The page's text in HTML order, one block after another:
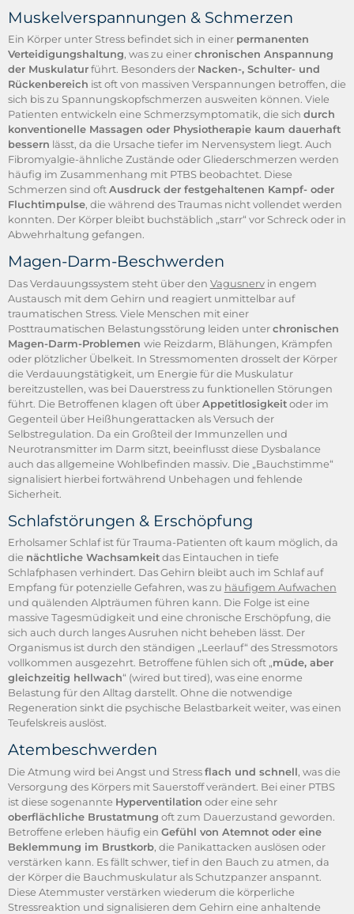
Muskelverspannungen & Schmerzen
Ein Körper unter Stress befindet sich in einer permanenten
Verteidigungshaltung, was zu einerchronischen Anspannung
der Muskulaturführt. Besonders der Nacken-, Schulter- und
Rückenbereich ist oft von massiven Verspannungen betroffen, die
sich bis zu Spannungskopfschmerzen ausweiten können. Viele
Patienten entwickeln eine Schmerzsymptomatik, die sich durch
konventionelle Massagen oder Physiotherapie kaum dauerhaft
bessern lässt, da die Ursache tiefer im Nervensystem liegt. Auch
Fibromyalgie-ähnliche Zustände oder Gliederschmerzen werden
häufig im Zusammenhang mit PTBS beobachtet. Diese
Schmerzen sind oftAusdruck der festgehaltenen Kampf- oder
Fluchtimpulse, die während des Traumas nicht vollendet werden
konnten. Der Körper bleibt buchstäblich „starr“ vor Schreck oder in
Abwehrhaltung gefangen.
Magen-Darm-Beschwerden
Das Verdauungssystem steht über den Vagusnervin engem
Austausch mit dem Gehirn und reagiert unmittelbar auf
traumatischen Stress. Viele Menschen mit einer
Posttraumatischen Belastungsstörung leiden unterchronischen
Magen-Darm-Problemen wie Reizdarm, Blähungen, Krämpfen
oder plötzlicher Übelkeit. In Stressmomenten drosselt der Körper
die Verdauungstätigkeit, um Energie für die Muskulatur
bereitzustellen, was bei Dauerstress zu funktionellen Störungen
führt. Die Betroffenen klagen oft überAppetitlosigkeitoder im
Gegenteil über Heißhungerattacken als Versuch der
Selbstregulation. Da ein Großteil der Immunzellen und
Neurotransmitter im Darm sitzt, beeinflusst diese Dysbalance
auch das allgemeine Wohlbefinden massiv. Die „Bauchstimme“
signalisiert hierbei fortwährend Unbehagen und fehlende
Sicherheit.
Schlafstörungen & Erschöpfung
Erholsamer Schlaf ist für Trauma-Patienten oft kaum möglich, da
die nächtliche Wachsamkeitdas Eintauchen in tiefe
Schlafphasen verhindert. Das Gehirn bleibt auch im Schlaf auf
Empfang für potenzielle Gefahren, was zu häufigem Aufwachen
und quälenden Alpträumen führen kann. Die Folge ist eine
massive Tagesmüdigkeit und eine chronische Erschöpfung, die
sich auch durch langes Ausruhen nicht beheben lässt. Der
Organismus ist durch den ständigen „Leerlauf“ des Stressmotors
vollkommen ausgezehrt. Betroffene fühlen sich oft „müde, aber
gleichzeitig hellwach“ (wired but tired), was eine enorme
Belastung für den Alltag darstellt. Ohne die notwendige
Regeneration sinkt die psychische Belastbarkeit weiter, was einen
Teufelskreis auslöst.
Atembeschwerden
Die Atmung wird bei Angst und Stressflach und schnell, was die
Versorgung des Körpers mit Sauerstoff verändert. Bei einer PTBS
ist diese sogenannte Hyperventilation oder eine sehr
oberflächliche Brustatmung oft zum Dauerzustand geworden.
Betroffene erleben häufig ein Gefühl von Atemnot oder eine
Beklemmung im Brustkorb, die Panikattacken auslösen oder
verstärken kann. Es fällt schwer, tief in den Bauch zu atmen, da
der Körper die Bauchmuskulatur als Schutzpanzer anspannt.
Diese Atemmuster verstärken wiederum die körperliche
Stressreaktion und signalisieren dem Gehirn eine anhaltende